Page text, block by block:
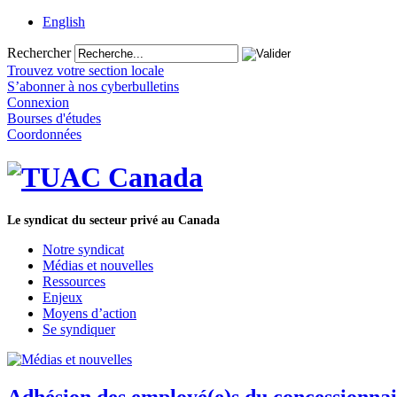
English
Rechercher
Trouvez votre section locale
S’abonner à nos cyberbulletins
Connexion
Bourses d'études
Coordonnées
Le syndicat du secteur privé au Canada
Notre syndicat
Médias et nouvelles
Ressources
Enjeux
Moyens d’action
Se syndiquer